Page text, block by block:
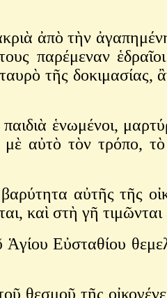
ἀπὸ τὴν ἀγαπημένη
παρέμεναν
τῆς δοκιμασίας,
ἑνωμένοι,
αὐτὸ τὸν τρόπο, τὸ
αὐτῆς τῆς
καὶ στὴ γῆ τιμῶνται
Εὐσταθίου
τῆς